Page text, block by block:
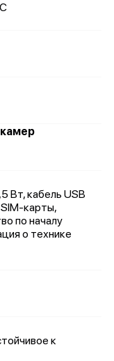
Вт, кабель USB
карты,
по началу
о технике
к